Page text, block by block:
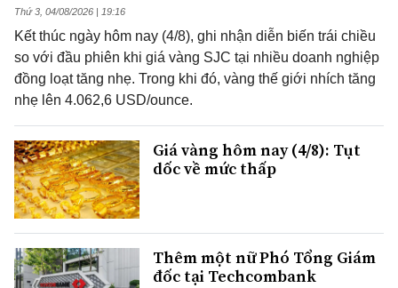
Thứ 3, 04/08/2026 | 19:16
Kết thúc ngày hôm nay (4/8), ghi nhận diễn biến trái chiều
so với đầu phiên khi giá vàng SJC tại nhiều doanh nghiệp
đồng loạt tăng nhẹ. Trong khi đó, vàng thế giới nhích tăng
nhẹ lên 4.062,6 USD/ounce.
Giá vàng hôm nay (4/8): Tụt
dốc về mức thấp
Thêm một nữ Phó Tổng Giám
đốc tại Techcombank